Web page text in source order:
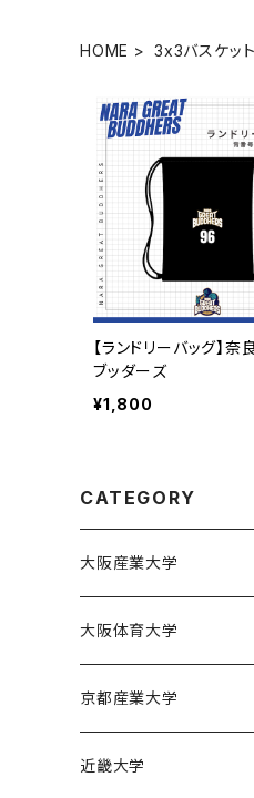
HOME 3x3バスケッ
【ランドリーバッグ】奈
ブッダーズ
¥1,800
CATEGORY
大阪産業大学
大阪産業大学バスケット
大阪体育大学
大阪体育大学女子バスケ
京都産業大学
京都産業大学男子バスケ
近畿大学